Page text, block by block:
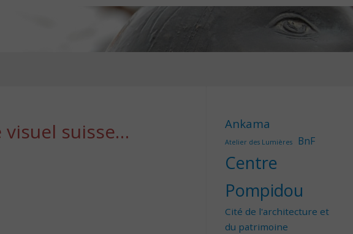
suisse… Ankama
Atelier des Lumières BnF
Centre
Pompidou
Cité de l'architecture et
du patrimoine